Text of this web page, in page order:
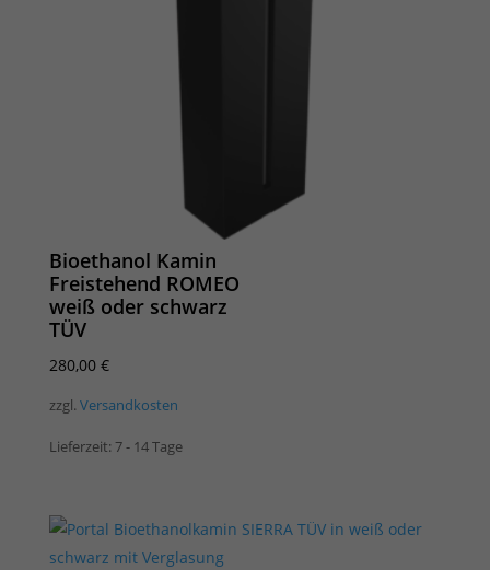
Bioethanol Kamin
Freistehend ROMEO
weiß oder schwarz
TÜV
280,00 €
zzgl. Versandkosten
Lieferzeit: 7 - 14 Tage